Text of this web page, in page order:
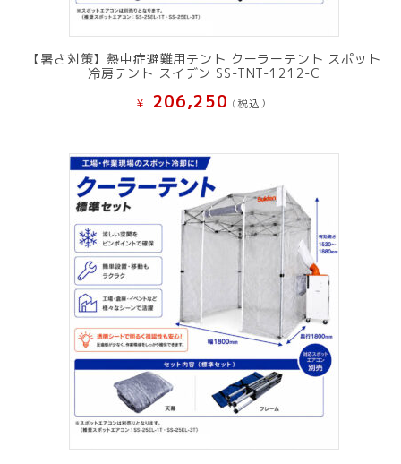
【暑さ対策】熱中症避難用テント クーラーテント スポット
冷房テント スイデン SS-TNT-1212-C
¥ 206,250 (税込）